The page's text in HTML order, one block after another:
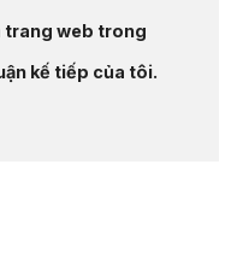
trang web trong
kế tiếp của tôi.